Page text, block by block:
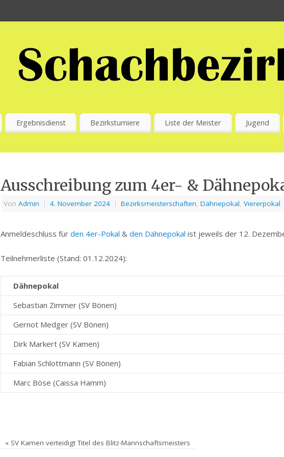
Ergebnisdienst Bezirksturniere Liste der Meister Jugend
Ausschreibung zum 4er- &
Von Admin | 4. November 2024 | Bezirksmeisterschaften, Dähnepokal, Viererpokal
Anmeldeschluss für den 4er-Pokal & den Dähnepokal ist jeweils der 12.
Teilnehmerliste (Stand: 01.12.2024):
Dähnepokal
Sebastian Zimmer (SV Bönen)
Gernot Medger (SV Bönen)
Dirk Markert (SV Kamen)
Fabian Schlottmann (SV Bönen)
Marc Böse (Caissa Hamm)
« SV Kamen verteidigt Titel des Blitz-Mannschaftsmeisters